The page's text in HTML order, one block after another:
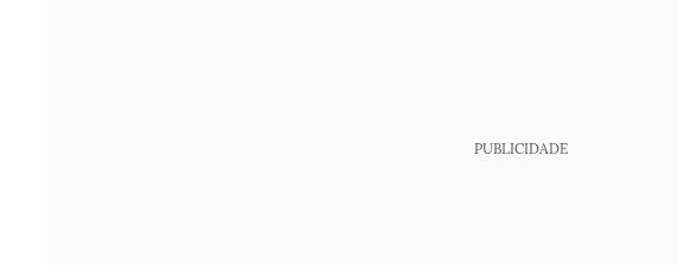
PUBLICIDADE